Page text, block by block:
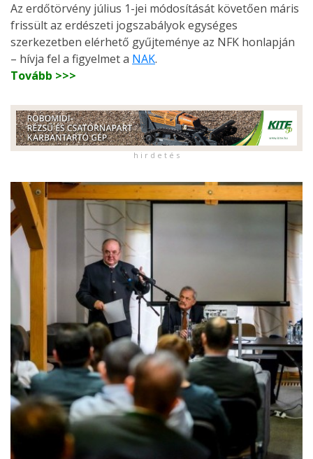
Az erdőtörvény július 1-jei módosítását követően máris
frissült az erdészeti jogszabályok egységes
szerkezetben elérhető gyűjteménye az NFK honlapján
– hívja fel a figyelmet a NAK.
Tovább >>>
h i r d e t é s